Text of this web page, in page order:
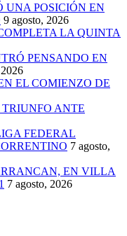
UNA POSICIÓN EN
9 agosto, 2026
LA QUINTA
PENSANDO EN
EL COMIENZO DE
ANTE
FEDERAL
7 agosto,
EN VILLA
7 agosto, 2026